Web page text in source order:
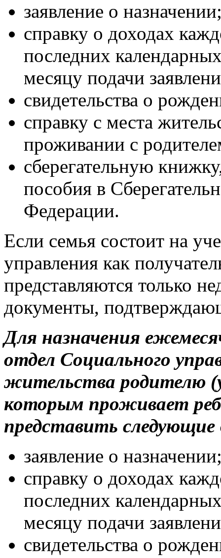
заявление о
справку о доходах
последних
месяцу подачи
свидетельства о
справку с места
проживании с
сберегательную
пособия в
Федерации.
Если семья состоит на
управления как
представляются только
документы,
Для назначения
отдел Социального
жительства родителю
которым проживает
представить
заявление о
справку о доходах
последних
месяцу подачи
свидетельства о